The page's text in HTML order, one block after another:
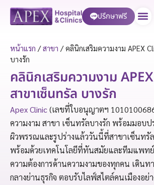
ปรึกษาฟรี
หน้าแรก /สาขา /คลินิกเสริมความงาม APEX
บางรัก
คลินิกเสริมความงาม
สาขาเซ็นทรัล บางรัก
Apex Clinic(เลขที่ใบอนุญาตฯ
ความงาม สาขา เซ็นทรัลบางรัก พร้อมมอบ
ผิวพรรณและรูปร่างแล้ววันนี้ที่สาขาเซ็นทรัล
พร้อมด้วยเทคโนโลยีที่ทันสมัยและทีมแพท
ความต้องการด้านความงามของทุกคน เดินท
กลางย่านธุรกิจ ตอบรับไลฟ์สไตล์คนเมืองอย่า